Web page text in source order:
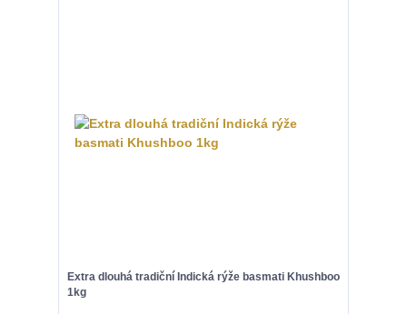
Extra dlouhá tradiční Indická rýže basmati Khushboo
1kg